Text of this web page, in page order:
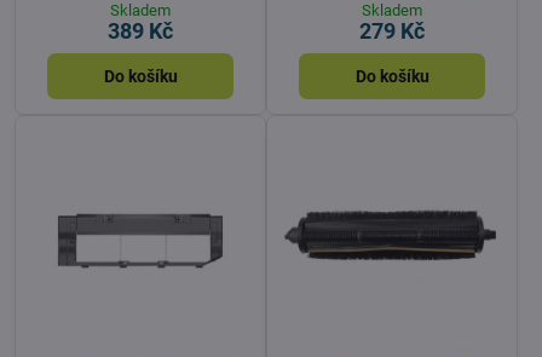
Skladem
389 Kč
Do košíku
Skladem
279 Kč
Do košíku